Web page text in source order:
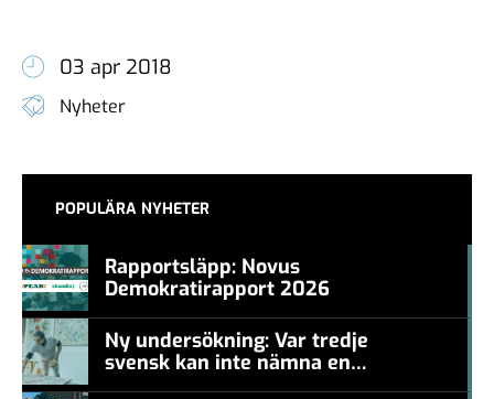
03 apr 2018
Nyheter
POPULÄRA NYHETER
Rapportsläpp: Novus
Demokratirapport 2026
Ny undersökning: Var tredje
svensk kan inte nämna en
levande konstnär